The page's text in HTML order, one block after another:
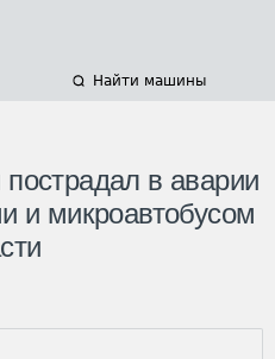
Найти машины
в аварии
и микроавтобусом